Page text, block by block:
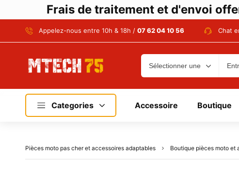
Frais de traitement et d'envoi
Appelez-nous entre 10h & 18h / 07 62 04 10 56 Chat
Categories Accessoire Boutique
Pièces moto pas cher et accessoires adaptables Boutique pièces moto et